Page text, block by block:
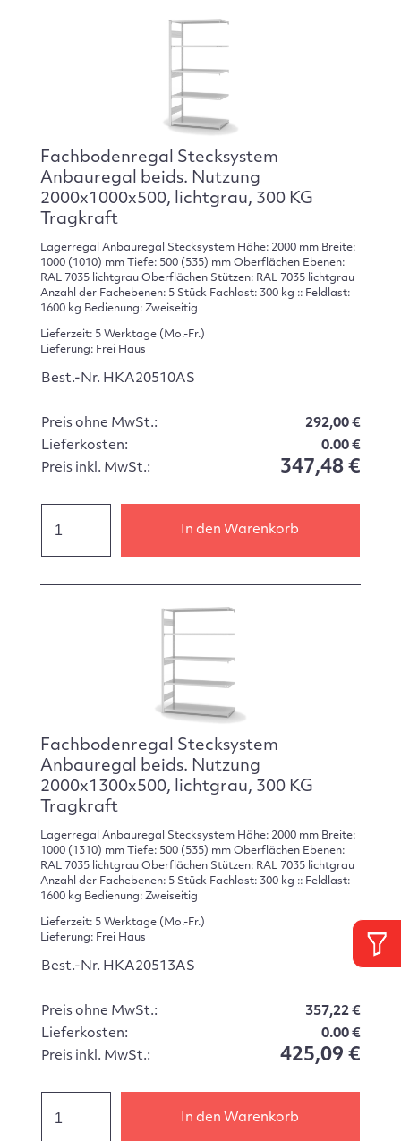
Fachbodenregal Stecksystem
Anbauregal beids. Nutzung
2000x1000x500, lichtgrau, 300 KG
Tragkraft
Lagerregal Anbauregal Stecksystem Höhe: 2000 mm Breite:
1000 (1010) mm Tiefe: 500 (535) mm Oberflächen Ebenen:
RAL 7035 lichtgrau Oberflächen Stützen: RAL 7035 lichtgrau
Anzahl der Fachebenen: 5 Stück Fachlast: 300 kg :: Feldlast:
1600 kg Bedienung: Zweiseitig
Lieferzeit: 5 Werktage (Mo.-Fr.)
Lieferung: Frei Haus
Best.-Nr. HKA20510AS
Preis ohne MwSt.:
292,00 €
Lieferkosten:
0.00 €
Preis inkl. MwSt.:
347,48 €
In den Warenkorb
Fachbodenregal Stecksystem
Anbauregal beids. Nutzung
2000x1300x500, lichtgrau, 300 KG
Tragkraft
Lagerregal Anbauregal Stecksystem Höhe: 2000 mm Breite:
1000 (1310) mm Tiefe: 500 (535) mm Oberflächen Ebenen:
RAL 7035 lichtgrau Oberflächen Stützen: RAL 7035 lichtgrau
Anzahl der Fachebenen: 5 Stück Fachlast: 300 kg :: Feldlast:
1600 kg Bedienung: Zweiseitig
Lieferzeit: 5 Werktage (Mo.-Fr.)
Lieferung: Frei Haus
Best.-Nr. HKA20513AS
Preis ohne MwSt.:
357,22 €
Lieferkosten:
0.00 €
Preis inkl. MwSt.:
425,09 €
In den Warenkorb